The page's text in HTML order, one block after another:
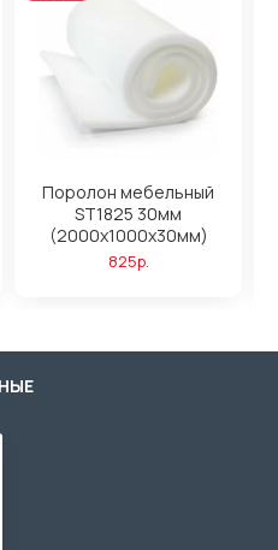
Поролон мебельный
ST1825 30мм
(2000x1000x30мм)
825р.